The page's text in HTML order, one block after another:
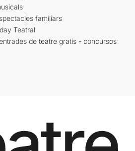
familiars
Teatral
de teatre gratis - concursos